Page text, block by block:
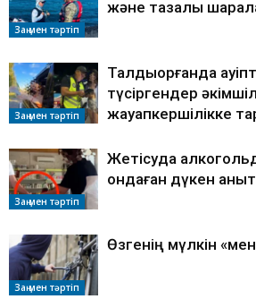
Заң мен тәртіп
және тазалық
Заң мен тәртіп
Талдықорғанда
түсіргендер
жауапкершілікке
Заң мен тәртіп
Жетісуда
ондаған дүкен
Заң мен тәртіп
Өзгенің мүлкін